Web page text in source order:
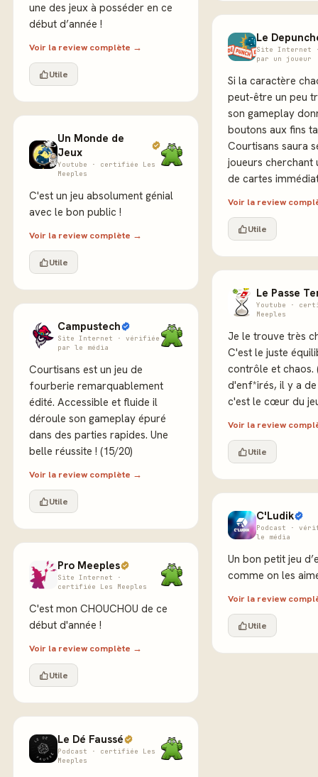
une des jeux à posséder en ce
début d’année !
Voir la review complète →
Utile
Un Monde de
Jeux
Youtube · certifiée Les
Meeples
C'est un jeu absolument génial
avec le bon public !
Voir la review complète →
Utile
Campustech
Site Internet · vérifiée
par le média
Courtisans est un jeu de
fourberie remarquablement
édité. Accessible et fluide il
déroule son gameplay épuré
dans des parties rapides. Une
belle réussite ! (15/20)
Voir la review complète →
Utile
Pro Meeples
Site Internet ·
certifiée Les Meeples
C'est mon CHOUCHOU de ce
début d'année !
Voir la review complète →
Utile
Le Dé Faussé
Podcast · certifiée Les
Meeples
Le
Site Internet
par un joueur
Si la caractère
peut-être un peu
son gameplay
boutons aux fins
Courtisans saura
joueurs cherchant
de cartes
Voir la review
Utile
Le Passe
Youtube ·
Meeples
Je le trouve très
C'est le juste
contrôle et chaos.
d'enf*irés, il y a
c'est le cœur du
Voir la review
Utile
C'Ludik
Podcast ·
le média
Un bon petit jeu
comme on les
Voir la review
Utile